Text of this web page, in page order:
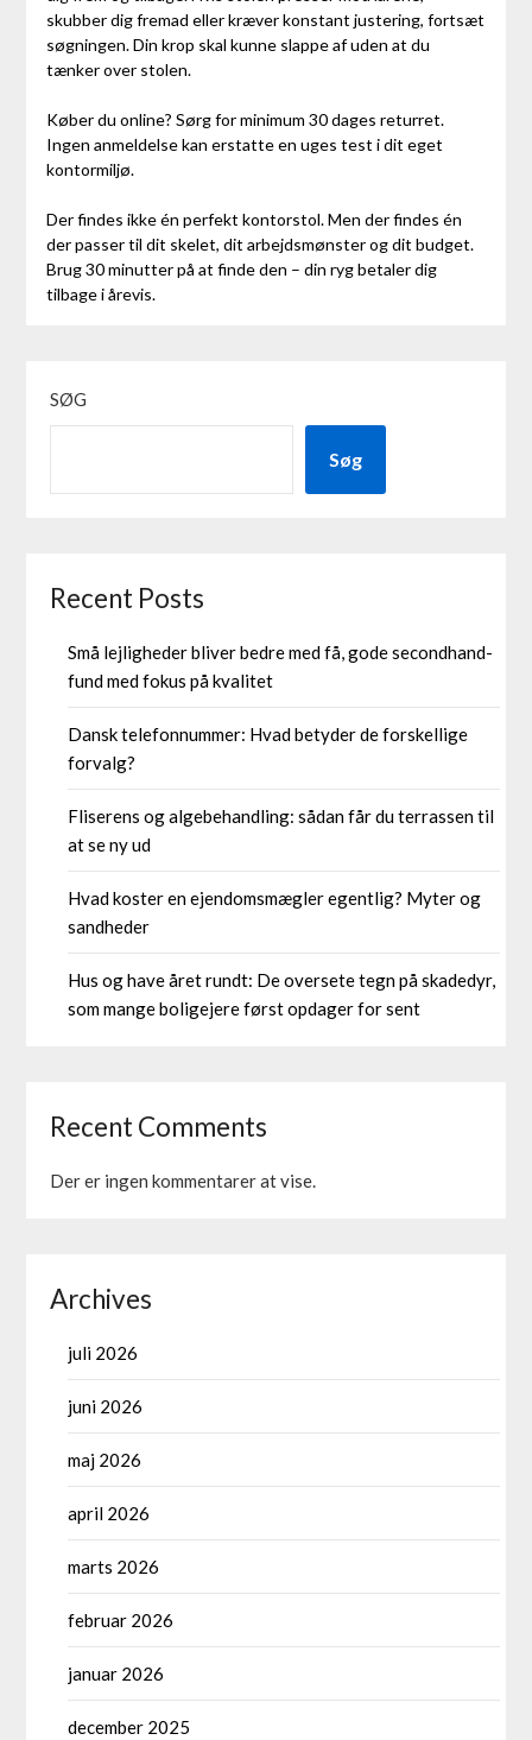
skubber dig fremad eller kræver konstant justering, fortsæt
søgningen. Din krop skal kunne slappe af uden at du
tænker over stolen.
Køber du online? Sørg for minimum 30 dages returret.
Ingen anmeldelse kan erstatte en uges test i dit eget
kontormiljø.
Der findes ikke én perfekt kontorstol. Men der findes én
der passer til dit skelet, dit arbejdsmønster og dit budget.
Brug 30 minutter på at finde den – din ryg betaler dig
tilbage i årevis.
SØG
Søg
Recent Posts
Små lejligheder bliver bedre med få, gode secondhand-
fund med fokus på kvalitet
Dansk telefonnummer: Hvad betyder de forskellige
forvalg?
Fliserens og algebehandling: sådan får du terrassen til
at se ny ud
Hvad koster en ejendomsmægler egentlig? Myter og
sandheder
Hus og have året rundt: De oversete tegn på skadedyr,
som mange boligejere først opdager for sent
Recent Comments
Der er ingen kommentarer at vise.
Archives
juli 2026
juni 2026
maj 2026
april 2026
marts 2026
februar 2026
januar 2026
december 2025